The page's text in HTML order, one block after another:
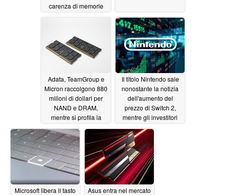
carenza di memorie
Adata, TeamGroup e
Micron raccolgono 880
milioni di dollari per
NAND e DRAM,
mentre si profila la
05/21/2026
Il titolo Nintendo sale
nonostante la notizia
dell'aumento del
prezzo di Switch 2,
mentre gli investitori
05/20/2026
Microsoft libera il tasto
Asus entra nel mercato